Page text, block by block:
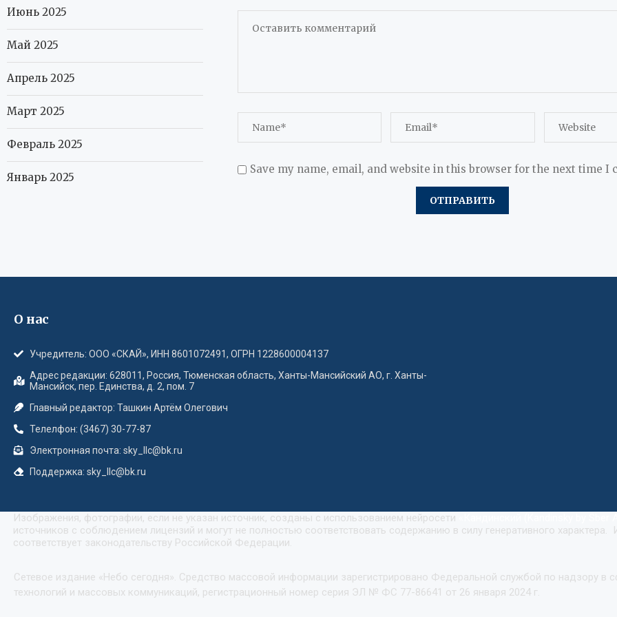
Save my name, email, and website in this browser for the next time I
Июнь 2025
Май 2025
Апрель 2025
Март 2025
Февраль 2025
Январь 2025
О нас
Учредитель: ООО «СКАЙ», ИНН 8601072491, ОГРН 1228600004137
Адрес редакции: 628011, Россия, Тюменская область, Ханты-Мансийский АО, г. Ханты-
Мансийск, пер. Единства, д. 2, пом. 7
Главный редактор: Ташкин Артём Олегович
Телелфон: (3467) 30-77-87
Электронная почта: sky_llc@bk.ru
Поддержка: sky_llc@bk.ru
Изображения, фотографии, если не указан источник, созданы с использованием нейросети
источников с соблюдением лицензий и могут не полностью соответствовать содержанию в силу генеративного
соответствует законодательству Российской Федерации.
Сетевое издание «Небо сегодня». Средство массовой информации зарегистрировано Федеральной службой по надзору в
технологий и массовых коммуникаций, регистрационный номер серия ЭЛ № ФС 77-86641 от 26 января 2024 г.